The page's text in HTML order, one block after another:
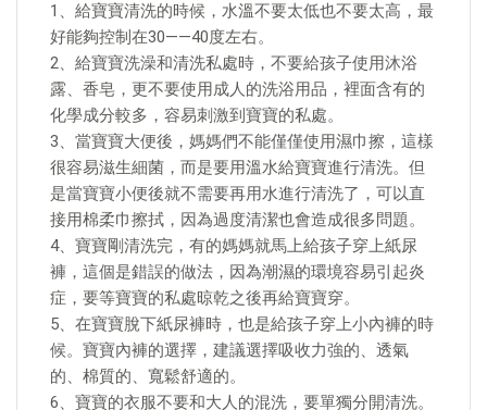
1、給寶寶清洗的時候，水溫不要太低也不要太高，最
好能夠控制在30——40度左右。
2、給寶寶洗澡和清洗私處時，不要給孩子使用沐浴
露、香皂，更不要使用成人的洗浴用品，裡面含有的
化學成分較多，容易刺激到寶寶的私處。
3、當寶寶大便後，媽媽們不能僅僅使用濕巾擦，這樣
很容易滋生細菌，而是要用溫水給寶寶進行清洗。但
是當寶寶小便後就不需要再用水進行清洗了，可以直
接用棉柔巾擦拭，因為過度清潔也會造成很多問題。
4、寶寶剛清洗完，有的媽媽就馬上給孩子穿上紙尿
褲，這個是錯誤的做法，因為潮濕的環境容易引起炎
症，要等寶寶的私處晾乾之後再給寶寶穿。
5、在寶寶脫下紙尿褲時，也是給孩子穿上小內褲的時
候。寶寶內褲的選擇，建議選擇吸收力強的、透氣
的、棉質的、寬鬆舒適的。
6、寶寶的衣服不要和大人的混洗，要單獨分開清洗。